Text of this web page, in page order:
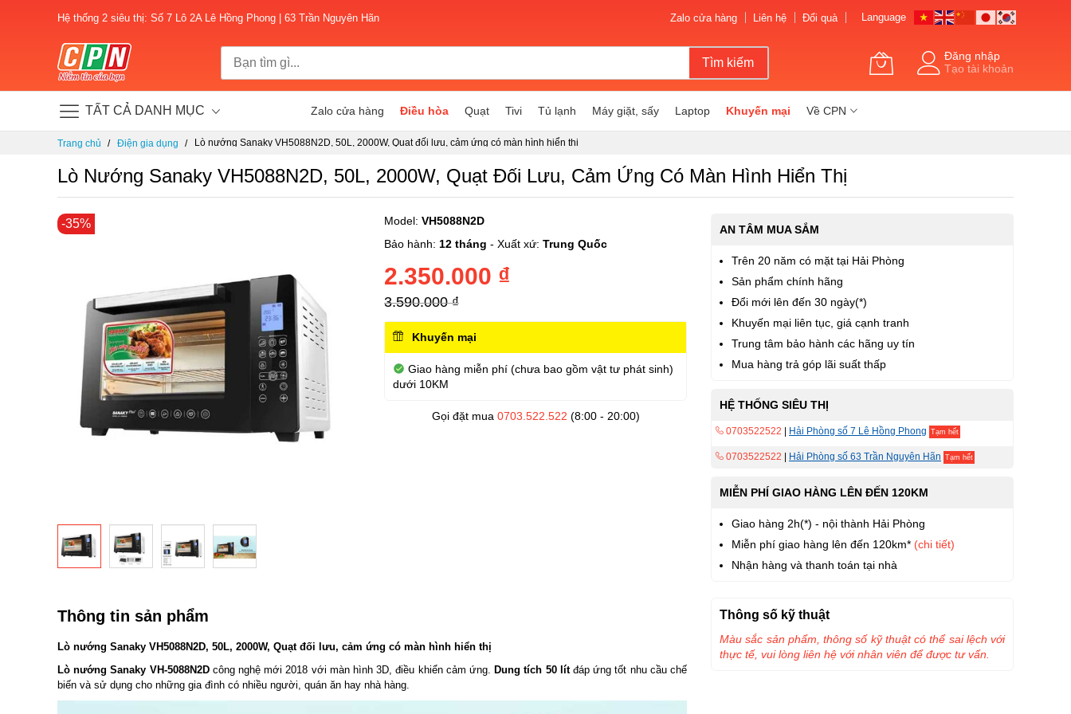
Hệ thống 2 siêu thị: Số 7 Lô 2A Lê Hồng Phong | 63 Trần Nguyên Hãn Zalo cửa hàng Liên hệ Đổi quà Language
TẤT CẢ DANH MỤC
Tìm kiếm
Đăng nhập
Tạo tài khoản
Zalo cửa hàng Điều hòa Quạt Tivi Tủ lạnh Máy giặt, sấy Laptop Khuyến mại Về CPN
Trang chủ Điện gia dụng Lò nướng Sanaky VH5088N2D, 50L, 2000W, Quạt đối lưu, cảm ứng có màn hình hiển thị
Lò Nướng Sanaky VH5088N2D, 50L, 2000W, Quạt Đối Lưu, Cảm Ứng Có Màn Hình Hiển Thị
Chuyển
đến
phần
của
viện
hình
ảnh
-35% Model: VH5088N2D
Bảo hành: 12 tháng - Xuất xứ: Trung Quốc
2.350.000 ₫
3.590.000 ₫
Khuyến mại
Giao hàng miễn phí (chưa bao gồm vật tư phát sinh)
dưới 10KM
Gọi đặt mua 0703.522.522 (8:00 - 20:00)
AN TÂM MUA SẮM
Trên 20 năm có mặt tại Hải Phòng
Sản phẩm chính hãng
Đổi mới lên đến 30 ngày(*)
Khuyến mại liên tục, giá cạnh tranh
Trung tâm bảo hành các hãng uy tín
Mua hàng trả góp lãi suất thấp
HỆ THỐNG SIÊU THỊ
0703522522 Hải Phòng số 7 Lê Hồng Phong Tạm hết
0703522522 Hải Phòng số 63 Trần Nguyên Hãn Tạm hết
MIỄN PHÍ GIAO HÀNG LÊN ĐẾN 120KM
Giao hàng 2h(*) - nội thành Hải Phòng
Miễn phí giao hàng lên đến 120km* (chi tiết)
Nhận hàng và thanh toán tại nhà
Thông tin sản phẩm
Lò nướng Sanaky VH5088N2D, 50L, 2000W, Quạt đối lưu, cảm ứng có màn hình hiển thị
Lò nướng Sanaky VH-5088N2Dcông nghệ mới 2018 với màn hình 3D, điều khiển cảm ứng. Dung tích 50 lítđáp ứng tốt nhu cầu chế
biến và sử dụng cho những gia đình có nhiều người, quán ăn hay nhà hàng.
Thông số kỹ thuật
Màu sắc sản phẩm, thông số kỹ thuật có thể sai lệch với
thực tế, vui lòng liên hệ với nhân viên để được tư vấn.